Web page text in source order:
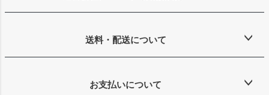
送料・配送について
お支払いについて